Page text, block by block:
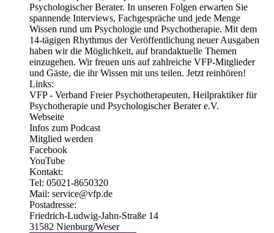
Psychologischer Berater. In unseren Folgen erwarten Sie
spannende Interviews, Fachgespräche und jede Menge
Wissen rund um Psychologie und Psychotherapie. Mit dem
14-tägigen Rhythmus der Veröffentlichung neuer Ausgaben
haben wir die Möglichkeit, auf brandaktuelle Themen
einzugehen. Wir freuen uns auf zahlreiche VFP-Mitglieder
und Gäste, die ihr Wissen mit uns teilen. Jetzt reinhören!
Links:
VFP - Verband Freier Psychotherapeuten, Heilpraktiker für
Psychotherapie und Psychologischer Berater e.V.
Webseite
Infos zum Podcast
Mitglied werden
Facebook
YouTube
Kontakt:
Tel: 05021-8650320
Mail: service@vfp.de
Postadresse:
Friedrich-Ludwig-Jahn-Straße 14
31582 Nienburg/Weser